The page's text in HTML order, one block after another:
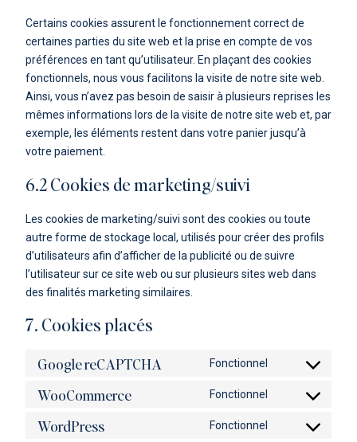
Certains cookies assurent le fonctionnement correct de
certaines parties du site web et la prise en compte de vos
préférences en tant qu’utilisateur. En plaçant des cookies
fonctionnels, nous vous facilitons la visite de notre site web.
Ainsi, vous n’avez pas besoin de saisir à plusieurs reprises les
mêmes informations lors de la visite de notre site web et, par
exemple, les éléments restent dans votre panier jusqu’à
votre paiement.
6.2 Cookies de marketing/suivi
Les cookies de marketing/suivi sont des cookies ou toute
autre forme de stockage local, utilisés pour créer des profils
d’utilisateurs afin d’afficher de la publicité ou de suivre
l’utilisateur sur ce site web ou sur plusieurs sites web dans
des finalités marketing similaires.
7. Cookies placés
Google reCAPTCHA Fonctionnel
Consent
service
google-
WooCommerce Fonctionnel
Consent
service
WordPress Fonctionnel
Consent